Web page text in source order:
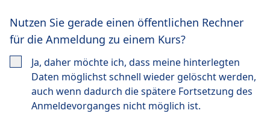
Nutzen Sie gerade einen öffentlichen Rechner
für die Anmeldung zu einem Kurs?
Ja, daher möchte ich, dass meine hinterlegten
Daten möglichst schnell wieder gelöscht werden,
auch wenn dadurch die spätere Fortsetzung des
Anmeldevorganges nicht möglich ist.